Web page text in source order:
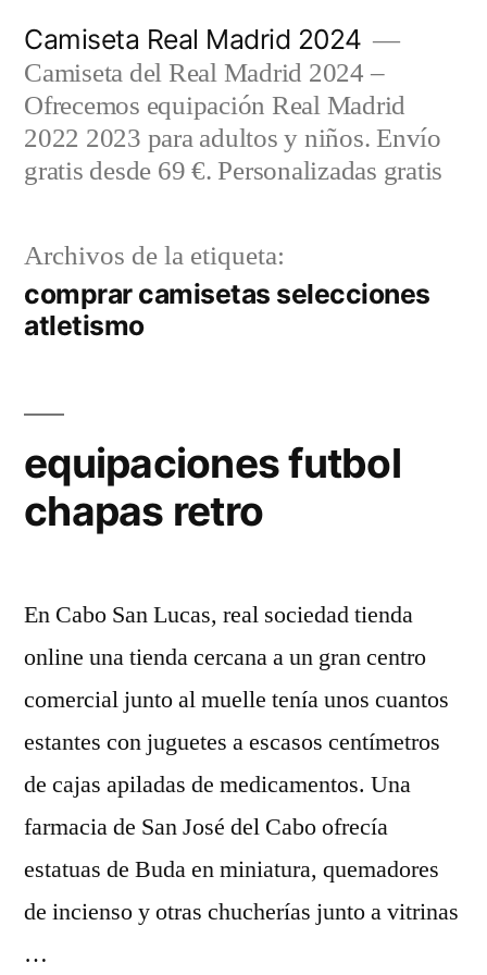
contenido
Camiseta Real Madrid 2024
Camiseta del Real Madrid 2024 –
Ofrecemos equipación Real Madrid
2022 2023 para adultos y niños. Envío
gratis desde 69 €. Personalizadas gratis
Archivos de la etiqueta:
comprar camisetas selecciones
atletismo
equipaciones futbol
chapas retro
En Cabo San Lucas, real sociedad tienda
online una tienda cercana a un gran centro
comercial junto al muelle tenía unos cuantos
estantes con juguetes a escasos centímetros
de cajas apiladas de medicamentos. Una
farmacia de San José del Cabo ofrecía
estatuas de Buda en miniatura, quemadores
de incienso y otras chucherías junto a vitrinas
…